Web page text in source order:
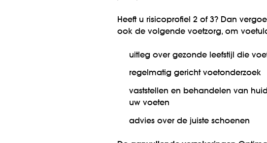
Heeft u risicoprofiel 2 of 3? Dan
ook de volgende voetzorg, om
uitleg over gezonde leefstijl die
regelmatig gericht voetonderzoek
vaststellen en behandelen van
uw voeten
advies over de juiste schoenen